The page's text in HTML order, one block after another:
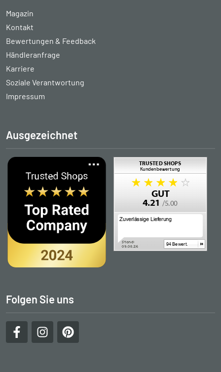
Magazin
Kontakt
Bewertungen & Feedback
Händleranfrage
Karriere
Soziale Verantwortung
Impressum
Ausgezeichnet
Folgen Sie uns